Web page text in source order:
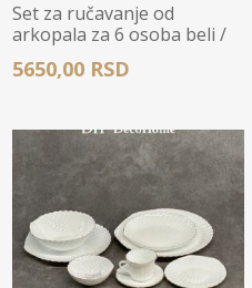
Set za ručavanje od
arkopala za 6 osoba beli /
5650,00 RSD